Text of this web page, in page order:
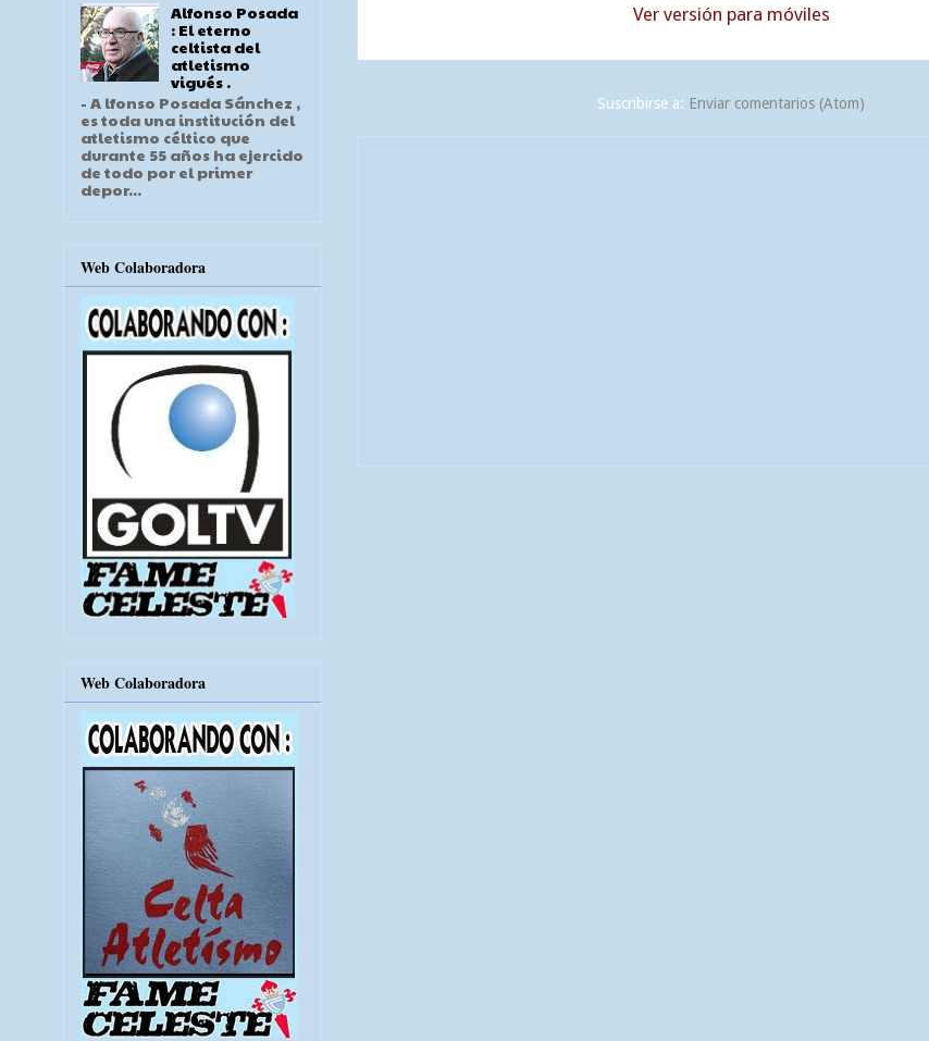
Ver versión para móviles
Suscribirse a: Enviar comentarios (Atom)
Alfonso Posada
: El eterno
celtista del
atletismo
vigués .
- A lfonso Posada Sánchez ,
es toda una institución del
atletismo céltico que
durante 55 años ha ejercido
de todo por el primer
depor...
Web Colaboradora
Web Colaboradora